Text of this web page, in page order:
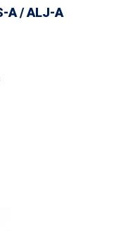
A / ALJ-A